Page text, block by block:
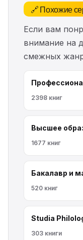
🔗 Похожие
Если вам
внимание на
смежных
2398 книг
Высшее
1677 книг
Бакалавр и
520 книг
Studia
303 книги